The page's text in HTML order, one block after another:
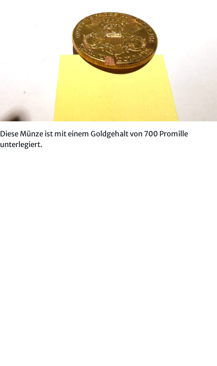
Diese Münze ist mit einem Goldgehalt von 700 Promille
unterlegiert.